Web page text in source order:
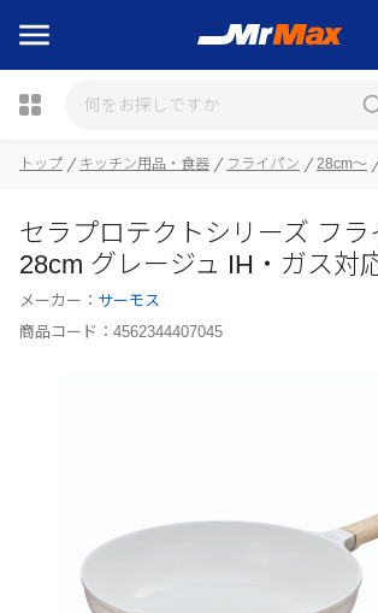
トップ キッチン用品・食器 フライパン 28cm～
セラプロテクトシリーズ フラ
28cm グレージュ IH・ガス対
メーカー： サーモス
商品コード： 4562344407045